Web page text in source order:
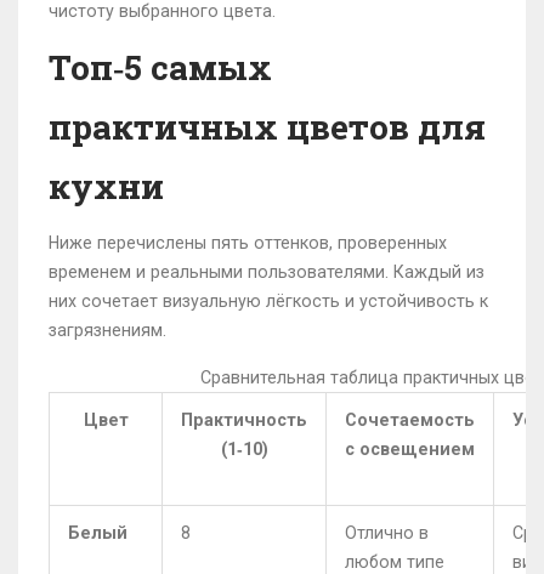
чистоту выбранного цвета.
Топ‑5 самых
практичных цветов для
кухни
Ниже перечислены пять оттенков, проверенных
временем и реальными пользователями. Каждый из
них сочетает визуальную лёгкость и устойчивость к
загрязнениям.
Сравнительная таблица практичных
Цвет
Практичность
(1‑10)
Сочетаемость
с освещением
Белый 8
Отлично в
любом типе